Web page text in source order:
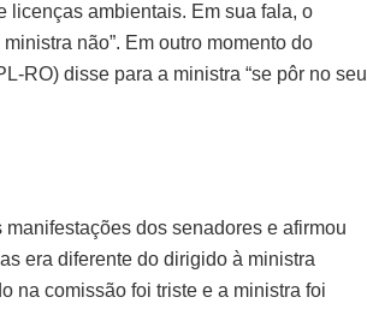
licenças ambientais. Em sua fala, o
não”. Em outro momento do
RO) disse para a ministra “se pôr no seu
dos senadores e afirmou
era diferente do dirigido à ministra
na comissão foi triste e a ministra foi